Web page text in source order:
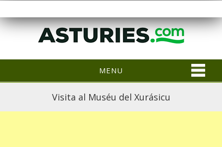
MENU
Visita al Muséu del Xurásicu